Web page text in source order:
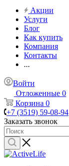
Акции
Услуги
Блог
Как купить
Компания
Контакты
...
Войти
Отложенные 0
Корзина 0
+7 (3519) 59-08-94
Заказать звонок